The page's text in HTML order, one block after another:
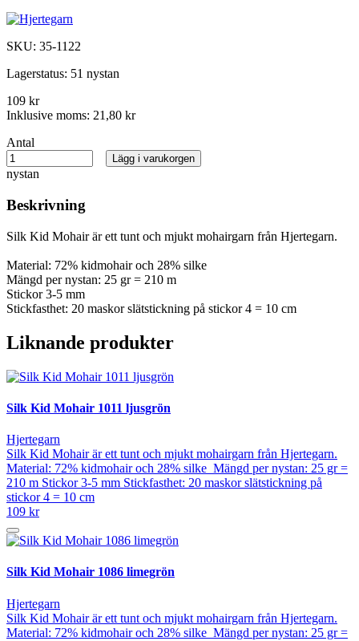
SKU: 35-1122
Lagerstatus: 51 nystan
109 kr
Inklusive moms: 21,80 kr
Antal
nystan
Lägg i varukorgen
Beskrivning
Silk Kid Mohair är ett tunt och mjukt mohairgarn från Hjertegarn.
Material: 72% kidmohair och 28% silke
Mängd per nystan: 25 gr = 210 m
Stickor 3-5 mm
Stickfasthet: 20 maskor slätstickning på stickor 4 = 10 cm
Liknande produkter
Silk Kid Mohair 1011 ljusgrön
Hjertegarn
Silk Kid Mohair är ett tunt och mjukt mohairgarn från Hjertegarn.
Material: 72% kidmohair och 28% silke Mängd per nystan: 25 gr =
210 m Stickor 3-5 mm Stickfasthet: 20 maskor slätstickning på
stickor 4 = 10 cm
109 kr
Silk Kid Mohair 1086 limegrön
Hjertegarn
Silk Kid Mohair är ett tunt och mjukt mohairgarn från Hjertegarn.
Material: 72% kidmohair och 28% silke Mängd per nystan: 25 gr =